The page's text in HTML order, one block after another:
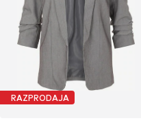
RAZPRODAJA